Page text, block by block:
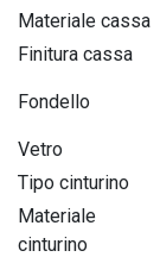
Materiale cassa
Finitura cassa
Fondello
Vetro
Tipo cinturino
Materiale
cinturino